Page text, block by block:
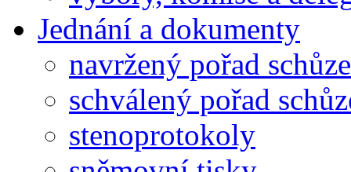
Jednání a dokumenty
navržený pořad schůze
schválený pořad
stenoprotokoly